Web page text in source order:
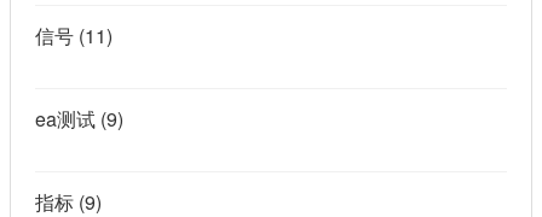
信号 (11)
ea测试 (9)
指标 (9)